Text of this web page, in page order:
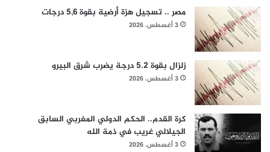
مصر .. تسجيل هزة أرضية بقوة 5,6 درجات
3 أغسطس، 2026
زلزال بقوة 5.2 درجة يضرب شرق البيرو
3 أغسطس، 2026
كرة القدم.. الحكم الدولي المغربي السابق
الجيلالي غريب في ذمة الله
3 أغسطس، 2026